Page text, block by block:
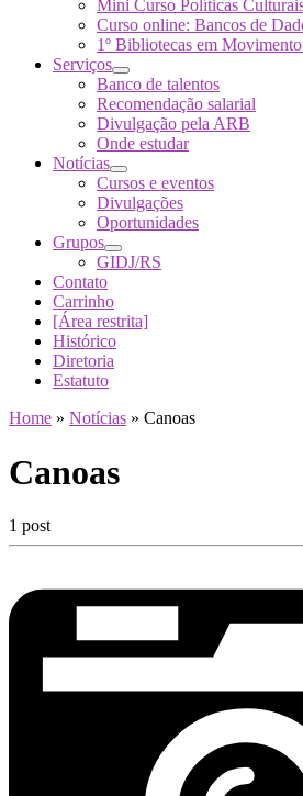
Mini Curso Políticas
Curso online: Bancos de
1º Bibliotecas em
Serviços
Banco de talentos
Recomendação salarial
Divulgação pela ARB
Onde estudar
Notícias
Cursos e eventos
Divulgações
Oportunidades
Grupos
GIDJ/RS
Contato
Carrinho
[Área restrita]
Histórico
Diretoria
Estatuto
Home » Notícias » Canoas
Canoas
1 post